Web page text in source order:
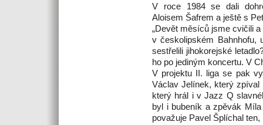
V roce 1984 se dali
Aloisem Šafrem a ještě s
„Devět měsíců jsme cvičili
v českolipském Bahnhofu,
sestřelili jihokorejské
ho po jediným koncertu. V
V projektu II. liga se pak
Václav Jelínek, který zpíval
který hrál i v Jazz Q
byl i bubeník a zpěvák
považuje Pavel Šplíchal